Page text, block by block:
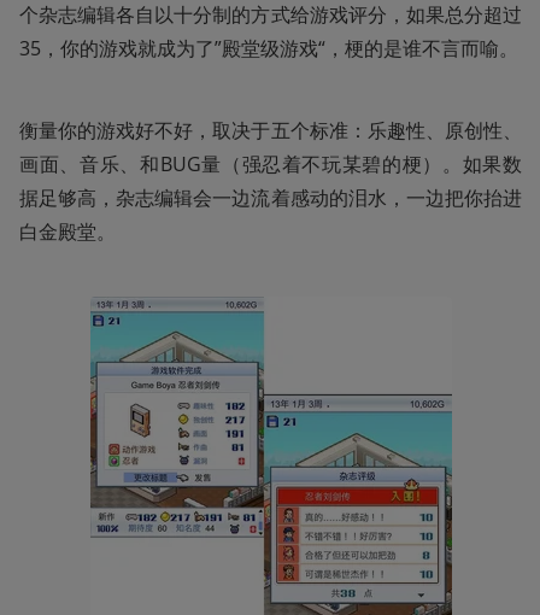
个杂志编辑各自以十分制的方式给游戏评分，如果总分超过
35，你的游戏就成为了”殿堂级游戏“，梗的是谁不言而喻。
衡量你的游戏好不好，取决于五个标准：乐趣性、原创性、
画面、音乐、和BUG量（强忍着不玩某碧的梗）。如果数
据足够高，杂志编辑会一边流着感动的泪水，一边把你抬进
白金殿堂。